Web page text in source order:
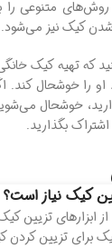
متنوعی را
کیک نیز می‌شود.
که تهیه کیک
را خوشحال کند.
خوشحال
بگذارید.
کیک نیاز است؟
ابزارهای تزیین
برای تزیین کردن